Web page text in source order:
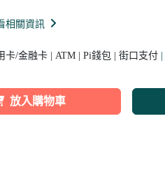
相關資訊
卡/金融卡 | ATM | Pi錢包 | 街口支付
放入購物車